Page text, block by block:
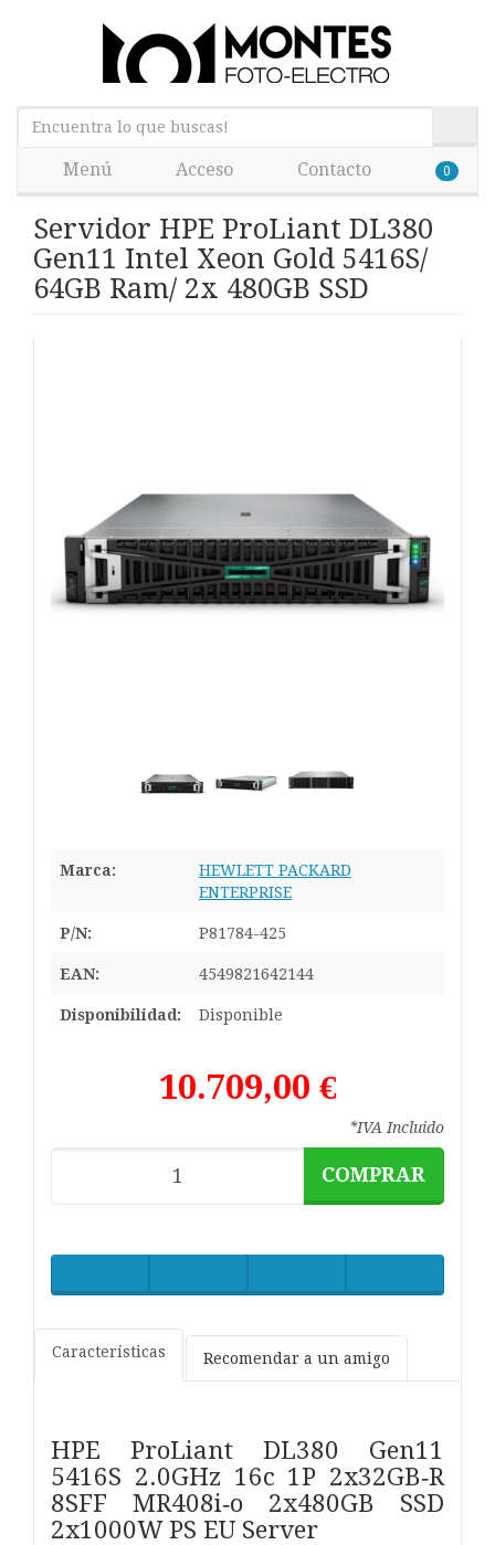
Menú Acceso Contacto 0
Servidor HPE ProLiant DL380
Gen11 Intel Xeon Gold 5416S/
64GB Ram/ 2x 480GB SSD
Marca:
HEWLETT PACKARD
ENTERPRISE
P/N: P81784-425
EAN: 4549821642144
Disponibilidad: Disponible
10.709,00 €
*IVA Incluido
COMPRAR
Características Recomendar a un amigo
HPE ProLiant DL380 Gen11
5416S 2.0GHz 16c 1P 2x32GB‑R
8SFF MR408i‑o 2x480GB SSD
2x1000W PS EU Server